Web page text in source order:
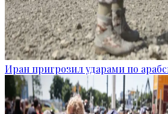
Иран пригрозил ударами по